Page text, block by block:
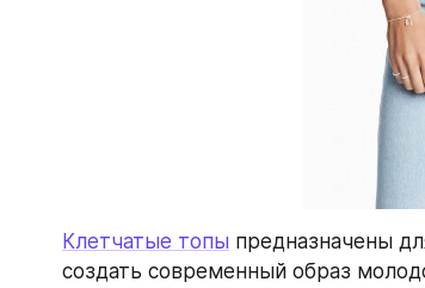
Клетчатые топы предназначены
создать современный образ